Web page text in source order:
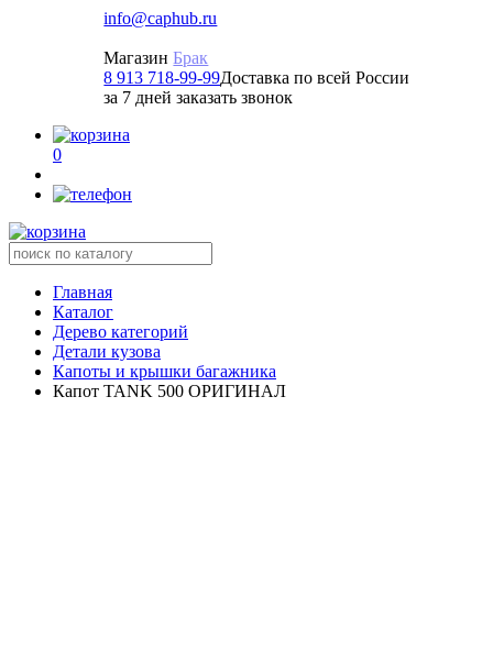
info@caphub.ru
Магазин Брак
8 913 718-99-99Доставка по всей России
за 7 дней заказать звонок
0
Главная
Каталог
Дерево категорий
Детали кузова
Капоты и крышки багажника
Капот TANK 500 ОРИГИНАЛ